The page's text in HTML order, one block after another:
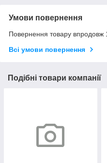
Умови повернення
Повернення товару впродовж
Всі умови повернення
Подібні товари компанії